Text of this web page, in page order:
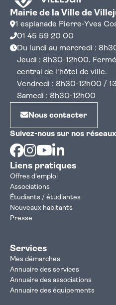
Mairie de la Ville de
1 esplanade Pierre-Yves
01 45 59 20 00
Du lundi au mercredi :
Jeudi : 8h30-12h00.
central de l'hôtel de ville.
Vendredi : 8h30-12h00 /
Samedi : 8h30-12h00
Nous contacter
Suivez-nous sur nos
Facebook
Instagram
Youtube
Liens pratiques
Offres d'emploi
Associations
Étudiants / étudiantes
Nouveaux habitants
Presse
Services
Mes démarches
Annuaire des services
Annuaire des associations
Annuaire des équipements